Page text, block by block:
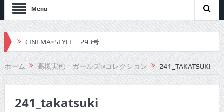
Menu
CINEMA×STYLE 293号
CINEMA×STYLE 292号
CINEMA×STYLE 291号
CINEMA×STYLE 290号
ホーム 高槻実穂 ガールズ@コレクション 241_TAKATSUKI
241_takatsuki